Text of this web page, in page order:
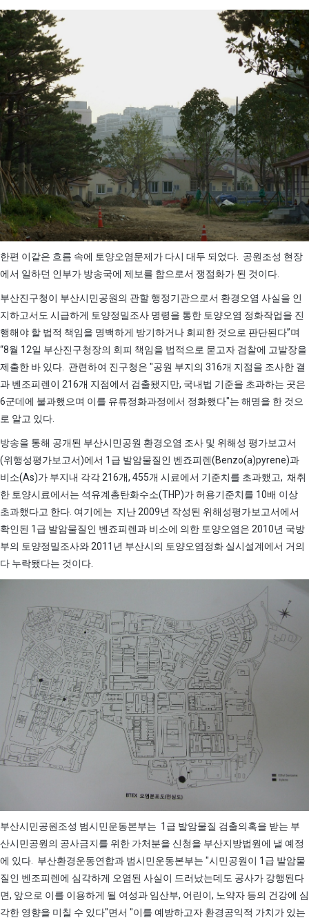
한편 이같은 흐름 속에 토양오염문제가 다시 대두 되었다. 공원조성 현장
에서 일하던 인부가 방송국에 제보를 함으로서 쟁점화가 된 것이다.
부산진구청이 부산시민공원의 관할 행정기관으로서 환경오염 사실을 인
지하고서도 시급하게 토양정밀조사 명령을 통한 토양오염 정화작업을 진
행해야 할 법적 책임을 명백하게 방기하거나 회피한 것으로 판단된다”며
“8월 12일 부산진구청장의 회피 책임을 법적으로 묻고자 검찰에 고발장을
제출한 바 있다. 관련하여 진구청은 "공원 부지의 316개 지점을 조사한 결
과 벤조피렌이 216개 지점에서 검출됐지만, 국내법 기준을 초과하는 곳은
6군데에 불과했으며 이를 유류정화과정에서 정화했다"는 해명을 한 것으
로 알고 있다.
방송을 통해 공개된 부산시민공원 환경오염 조사 및 위해성 평가보고서
(위행성평가보고서)에서 1급 발암물질인 벤죠피렌(Benzo(a)pyrene)과
비소(As)가 부지내 각각 216개, 455개 시료에서 기준치를 초과했고, 채취
한 토양시료에서는 석유계총탄화수소(THP)가 허용기준치를 10배 이상
초과했다고 한다. 여기에는 지난 2009년 작성된 위해성평가보고서에서
확인된 1급 발암물질인 벤죠피렌과 비소에 의한 토양오염은 2010년 국방
부의 토양정밀조사와 2011년 부산시의 토양오염정화 실시설계에서 거의
다 누락됐다는 것이다.
부산시민공원조성 범시민운동본부는 1급 발암물질 검출의혹을 받는 부
산시민공원의 공사금지를 위한 가처분을 신청을 부산지방법원에 낼 예정
에 있다. 부산환경운동연합과 범시민운동본부는 "시민공원이 1급 발암물
질인 벤조피렌에 심각하게 오염된 사실이 드러났는데도 공사가 강행된다
면, 앞으로 이를 이용하게 될 여성과 임산부, 어린이, 노약자 등의 건강에 심
각한 영향을 미칠 수 있다"면서 "이를 예방하고자 환경공익적 가치가 있는